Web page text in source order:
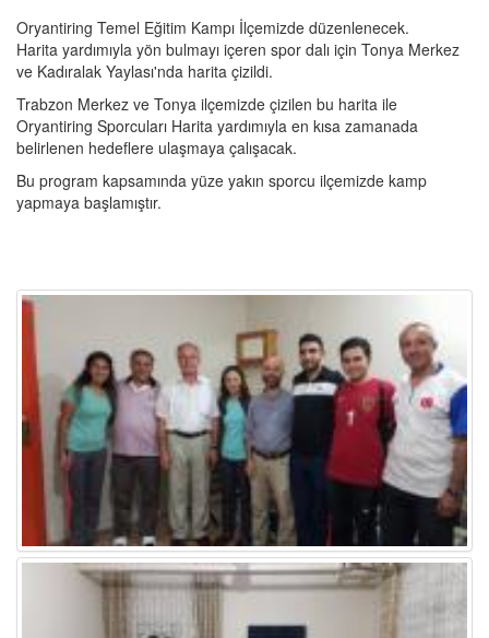
Oryantiring Temel Eğitim Kampı İlçemizde düzenlenecek.
Harita yardımıyla yön bulmayı içeren spor dalı için Tonya Merkez
ve Kadıralak Yaylası'nda harita çizildi.
Trabzon Merkez ve Tonya ilçemizde çizilen bu harita ile
Oryantiring Sporcuları Harita yardımıyla en kısa zamanada
belirlenen hedeflere ulaşmaya çalışacak.
Bu program kapsamında yüze yakın sporcu ilçemizde kamp
yapmaya başlamıştır.